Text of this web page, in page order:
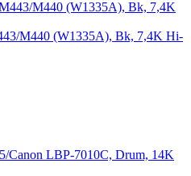
M440 (W1335A), Bk, 7,4K Hi-
Canon LBP-7010C, Drum, 14K